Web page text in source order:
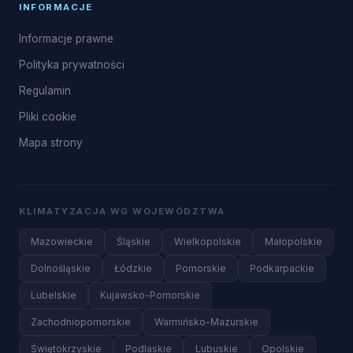
INFORMACJE
Informacje prawne
Polityka prywatności
Regulamin
Pliki cookie
Mapa strony
KLIMATYZACJA WG WOJEWÓDZTWA
Mazowieckie Śląskie Wielkopolskie Małopolskie
Dolnośląskie Łódzkie Pomorskie Podkarpackie
Lubelskie Kujawsko-Pomorskie
Zachodniopomorskie Warmińsko-Mazurskie
Świętokrzyskie Podlaskie Lubuskie Opolskie